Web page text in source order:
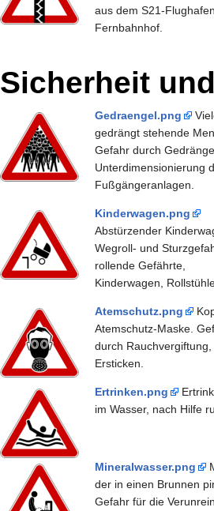
aus dem S21-
Fernbahnhof.
Sicherheit
Gedraengel.png
gedrängt stehende
Gefahr durch
Unterdimensionierung
Fußgängeranlagen.
Kinderwagen.png
Abstürzender
Wegroll- und
rollende Gefährte,
Kinderwagen,
Atemschutz.png
Atemschutz-Maske.
durch Rauchvergiftung,
Ersticken.
Ertrinken.png
im Wasser, nach Hilfe
Mineralwasser.png
der in einen Brunnen
Gefahr für die